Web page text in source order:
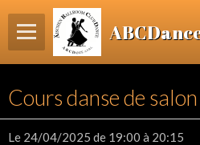
Informations
Agenda Evénements / Cours /
Cours danse de
Le 24/04/2025 de 19:00 à 20:15